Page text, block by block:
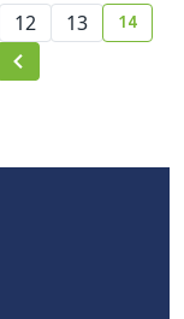
12 13
14